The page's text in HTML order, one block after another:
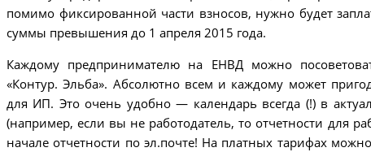
помимо фиксированной части взносов, нужно будет
суммы превышения до 1 апреля 2015 года.
Каждому предпринимателю на ЕНВД можно
«Контур. Эльба». Абсолютно всем и каждому может
для ИП. Это очень удобно — календарь всегда (!) в
(например, если вы не работодатель, то отчетности для
начале отчетности по эл.почте! На платных тарифах